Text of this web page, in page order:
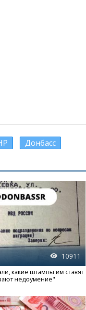
Донбасс
10911
какие штампы им ставят
недоумение"